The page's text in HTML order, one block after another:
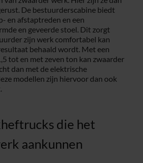
De bestuurderscabine biedt
en afstaptreden en een
en geveerde stoel. Dit zorgt
zijn werk comfortabel kan
behaald wordt. Met een
tot en met zeven ton kan zwaarder
dan met de elektrische
modellen zijn hiervoor dan ook
die het
aankunnen